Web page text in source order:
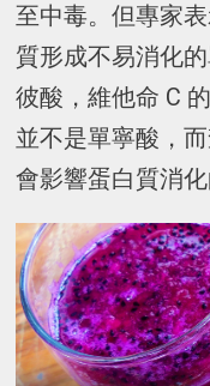
至中毒。但專家
質形成不易消化
彼酸，維他命 C
並不是單寧酸，
會影響蛋白質消